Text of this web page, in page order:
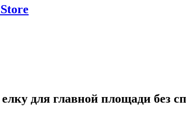
для главной площади без